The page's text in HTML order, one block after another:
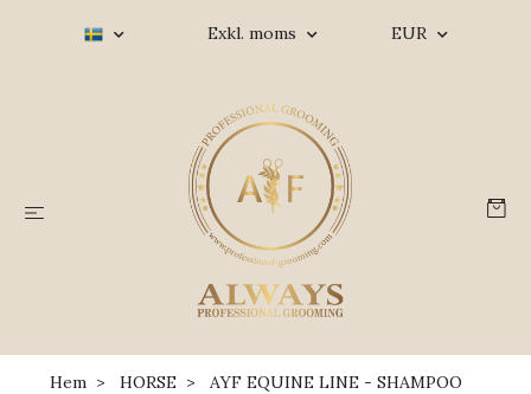
Exkl. moms EUR
Hem HORSE
AYF EQUINE LINE - SHAMPOO